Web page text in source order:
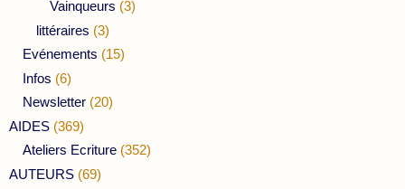
Vainqueurs (3)
littéraires (3)
Evénements (15)
Infos (6)
Newsletter (20)
AIDES (369)
Ateliers Ecriture (352)
AUTEURS (69)